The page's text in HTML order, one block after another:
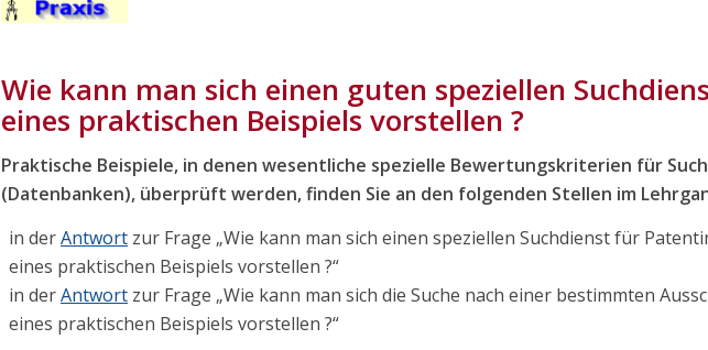
Wie kann man sich einen guten speziellen
eines praktischen Beispiels vorstellen ?
Praktische Beispiele, in denen wesentliche spezielle Bewertungskriterien für
(Datenbanken), überprüft werden, finden Sie an den folgenden Stellen im
in derAntwort zur Frage „Wie kann man sich einen speziellen Suchdienst für
eines praktischen Beispiels vorstellen ?“
in derAntwort zur Frage „Wie kann man sich die Suche nach einer bestimmten
eines praktischen Beispiels vorstellen ?“